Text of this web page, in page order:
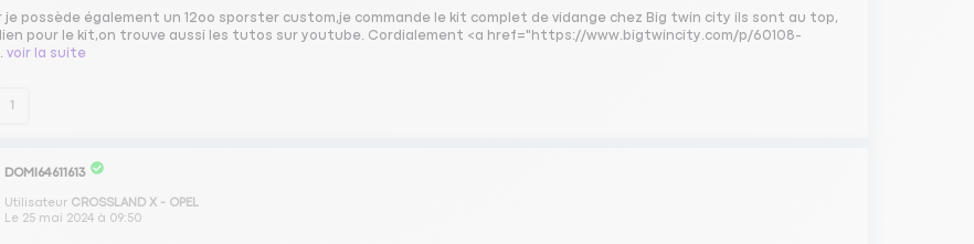
je possède également un 12oo sporster custom,je commande le kit complet de vidange chez Big twin city ils sont au top,
lien pour le kit,on trouve aussi les tutos sur youtube. Cordialement <a href="https://www.bigtwincity.com/p/60108-
voir la suite
DOMI64611613
Utilisateur CROSSLAND X - OPEL
Le 25 mai 2024 à 09:50